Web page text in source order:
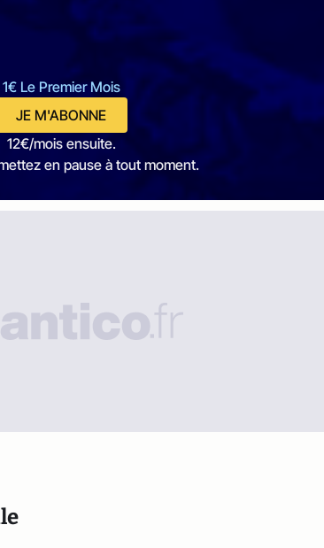
1€ Le Premier Mois
JE M'ABONNE
12€/mois ensuite.
en pause à tout moment.